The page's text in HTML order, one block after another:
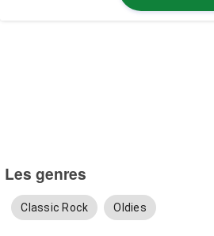
Les genres
Classic Rock Oldies